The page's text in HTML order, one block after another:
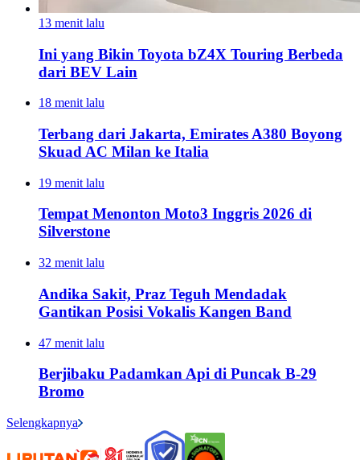
13 menit lalu
Ini yang Bikin Toyota bZ4X Touring Berbeda
dari BEV Lain
18 menit lalu
Terbang dari Jakarta, Emirates A380 Boyong
Skuad AC Milan ke Italia
19 menit lalu
Tempat Menonton Moto3 Inggris 2026 di
Silverstone
32 menit lalu
Andika Sakit, Praz Teguh Mendadak
Gantikan Posisi Vokalis Kangen Band
47 menit lalu
Berjibaku Padamkan Api di Puncak B-29
Bromo
Selengkapnya